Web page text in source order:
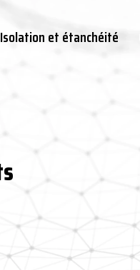
Isolation et étanchéité